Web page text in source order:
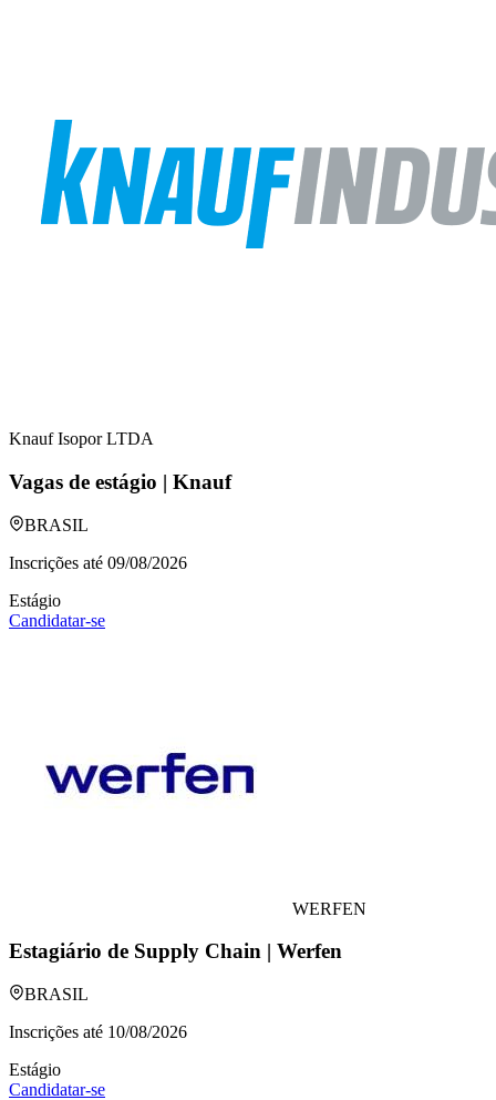
Knauf Isopor LTDA
Vagas de estágio | Knauf
BRASIL
Inscrições até 09/08/2026
Estágio
Candidatar-se
WERFEN
Estagiário de Supply Chain | Werfen
BRASIL
Inscrições até 10/08/2026
Estágio
Candidatar-se